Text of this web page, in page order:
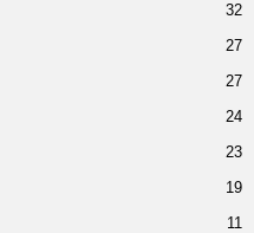
32
27
27
24
23
19
11